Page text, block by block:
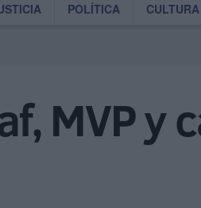
POLÍTICA CULTURA
MVP y